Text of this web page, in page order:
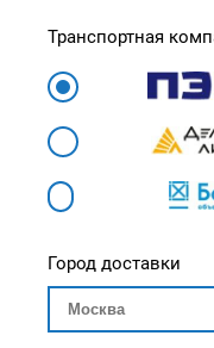
Транспортная
Город доставки